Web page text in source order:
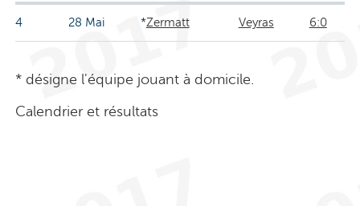
4 28 Mai *Zermatt Veyras 6:0
* désigne l'équipe jouant à domicile.
Calendrier et résultats